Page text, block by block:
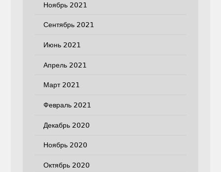
Ноябрь 2021
Сентябрь 2021
Июнь 2021
Апрель 2021
Март 2021
Февраль 2021
Декабрь 2020
Ноябрь 2020
Октябрь 2020